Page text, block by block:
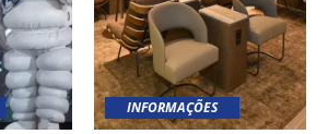
INFORMAÇÕES